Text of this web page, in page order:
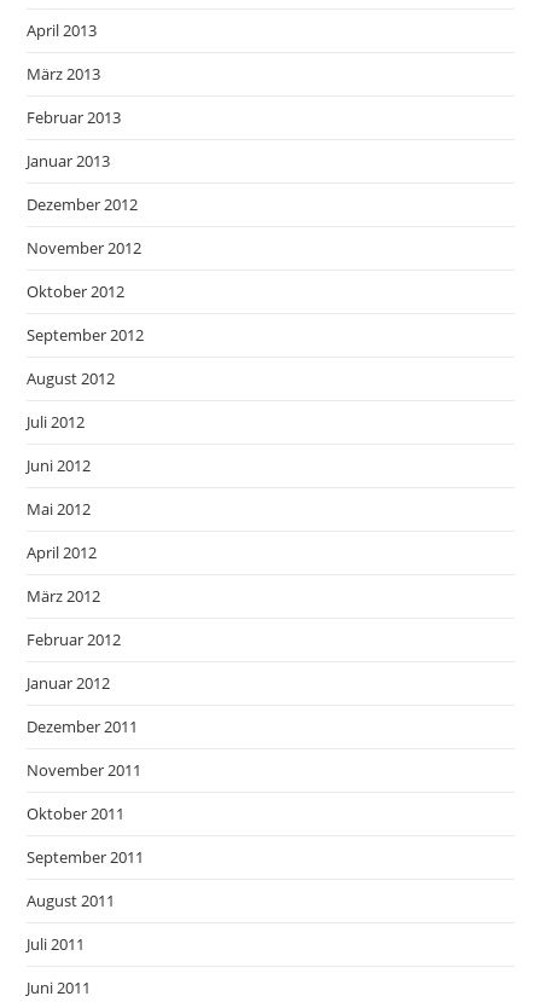
April 2013
März 2013
Februar 2013
Januar 2013
Dezember 2012
November 2012
Oktober 2012
September 2012
August 2012
Juli 2012
Juni 2012
Mai 2012
April 2012
März 2012
Februar 2012
Januar 2012
Dezember 2011
November 2011
Oktober 2011
September 2011
August 2011
Juli 2011
Juni 2011